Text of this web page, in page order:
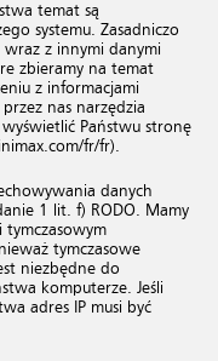
temat są
systemu. Zasadniczo
z innymi danymi
zbieramy na temat
z informacjami
nas narzędzia
Państwu stronę
fr/fr).
danych
1 lit. f) RODO. Mamy
tymczasowym
tymczasowe
niezbędne do
komputerze. Jeśli
adres IP musi być